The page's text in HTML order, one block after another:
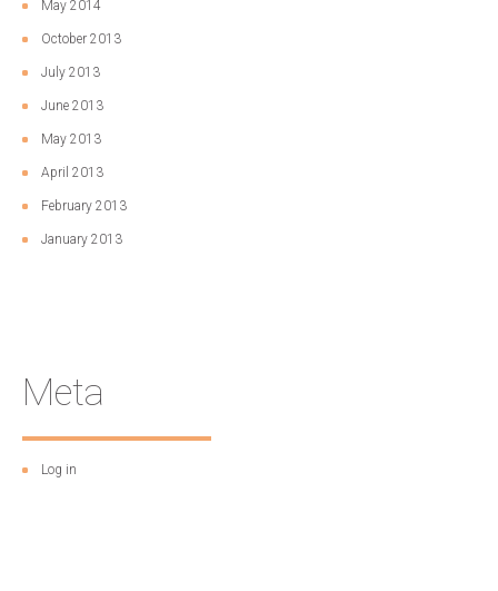
May 2014
October 2013
July 2013
June 2013
May 2013
April 2013
February 2013
January 2013
Meta
Log in